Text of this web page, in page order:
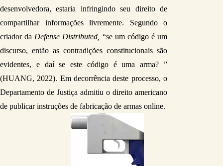
desenvolvedora, estaria infringindo seu direito de
compartilhar informações livremente. Segundo o
criador da Defense Distributed, “se um código é um
discurso, então as contradições constitucionais são
evidentes, e daí se este código é uma arma? ”
(HUANG, 2022). Em decorrência deste processo, o
Departamento de Justiça admitiu o direito americano
de publicar instruções de fabricação de armas online.